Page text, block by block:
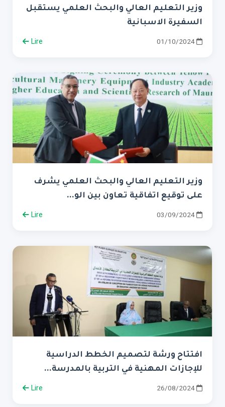
وزير التعليم العالي والبحث العلمي يستقبل
السفيرة الاسبانية
01/10/2024
Lire
وزير التعليم العالي والبحث العلمي يشرف
على توقيع اتفاقية تعاون بين الو...
03/09/2024
Lire
افتتاح ورشة لتصميم الخطط الدراسية
للإجازات المهنية في التربية بالمدرسة...
26/08/2024
Lire